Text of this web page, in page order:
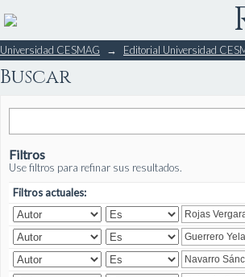
Buscar
Universidad CESMAG → Editorial Universidad
Buscar
Filtros
Use filtros para refinar sus resultados.
Filtros actuales: